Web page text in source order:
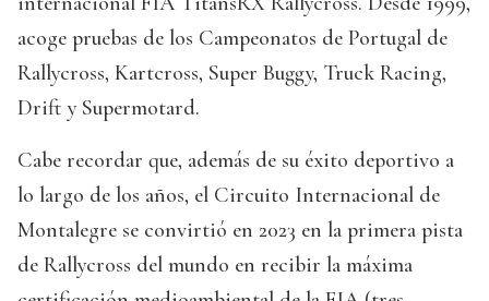
acoge pruebas de los Campeonatos de Portugal de
Rallycross, Kartcross, Super Buggy, Truck Racing,
Drift y Supermotard.
Cabe recordar que, además de su éxito deportivo a
lo largo de los años, el Circuito Internacional de
Montalegre se convirtió en 2023 en la primera pista
de Rallycross del mundo en recibir la máxima